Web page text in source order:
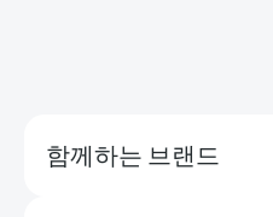
함께하는 브랜드